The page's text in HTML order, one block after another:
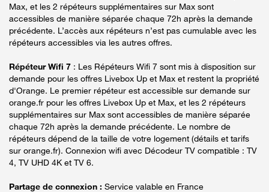
Max, et les 2 répéteurs supplémentaires sur Max sont
accessibles de manière séparée chaque 72h après la demande
précédente. L’accès aux répéteurs n’est pas cumulable avec les
répéteurs accessibles via les autres offres.
Répéteur Wifi 7 : Les Répéteurs Wifi 7 sont mis à disposition sur
demande pour les offres Livebox Up et Max et restent la propriété
d'Orange. Le premier répéteur est accessible sur demande sur
orange.fr pour les offres Livebox Up et Max, et les 2 répéteurs
supplémentaires sur Max sont accessibles de manière séparée
chaque 72h après la demande précédente. Le nombre de
répéteurs dépend de la taille de votre logement (détails et tarifs
sur orange.fr). Connexion wifi avec Décodeur TV compatible : TV
4, TV UHD 4K et TV 6.
Partage de connexion : Service valable en France